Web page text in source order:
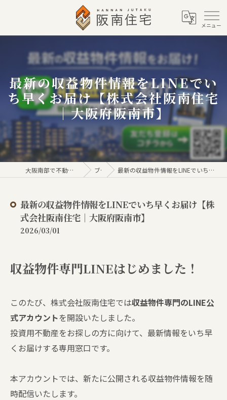
最新の収益物件情報をLINEでい
ち早くお届け【株式会社阪南住宅
｜大阪府阪南市】
大阪南部で不動産売買なら株式会社阪南住宅 ブログ 最新の収益物件情報をLINEでいち早くお届け【株式会社阪南住宅｜大阪府阪南市】
最新の収益物件情報をLINEでいち早くお届け【株
式会社阪南住宅｜大阪府阪南市】
2026/03/01
収益物件専門LINEはじめました！
このたび、株式会社阪南住宅では収益物件専門のLINE公
式アカウントを開設いたしました。
投資用不動産をお探しの方に向けて、最新情報をいち早
くお届けする専用窓口です。
本アカウントでは、新たに公開される収益物件情報を随
時配信いたします。